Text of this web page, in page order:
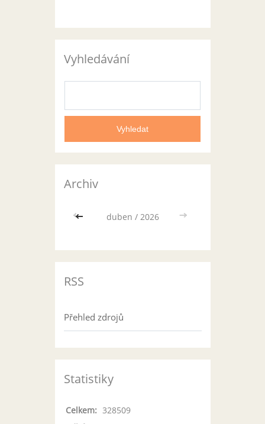
Vyhledávání
Archiv
<< duben / 2026 >>
RSS
Přehled zdrojů
Statistiky
Celkem: 328509